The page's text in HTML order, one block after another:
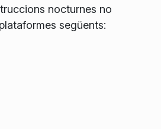
nocturnes no
següents: